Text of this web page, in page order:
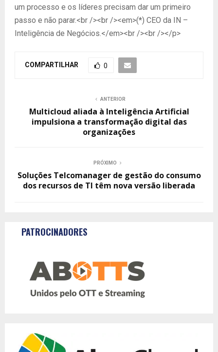
um processo e os líderes precisam dar um primeiro
passo e não parar.<br /><br /><em>(*) CEO da IN –
Inteligência de Negócios.</em><br /><br /></p>
COMPARTILHAR 0
ANTERIOR
Multicloud aliada à Inteligência Artificial
impulsiona a transformação digital das
organizações
PRÓXIMO
Soluções Telcomanager de gestão do consumo
dos recursos de TI têm nova versão liberada
PATROCINADORES